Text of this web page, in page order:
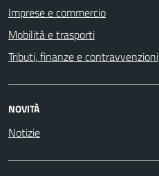
Imprese e commercio
Mobilità e trasporti
Tributi, finanze e contravvenzioni
NOVITÀ
Notizie